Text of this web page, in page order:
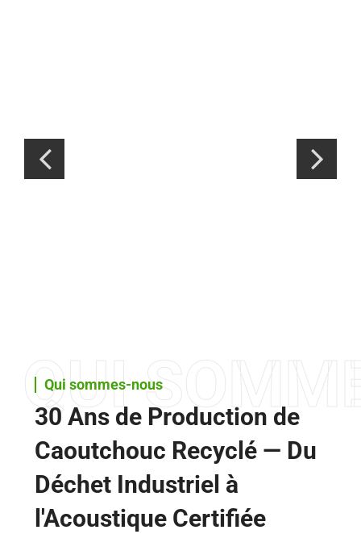
Qui sommes-nous
30 Ans de Production de
Caoutchouc Recyclé — Du
Déchet Industriel à
l'Acoustique Certifiée
QUI